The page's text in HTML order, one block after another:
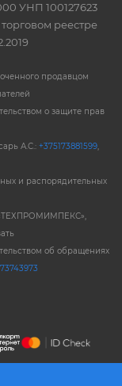
УНП 100127623
реестре
продавцом
о защите прав
А.С.: +375173881599,
и распорядительных
«ТЕХПРОМИМПЕКС»,
об обращениях